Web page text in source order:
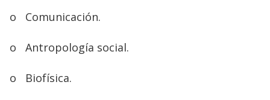
o Comunicación.
o Antropología social.
o Biofísica.